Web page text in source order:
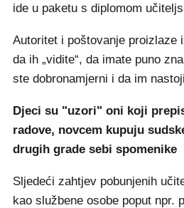
ide u paketu s diplomom
Autoritet i poštovanje proizlaze
da ih „vidite“, da imate puno
ste dobronamjerni i da im
Djeci su "uzori" oni koji
radove, novcem kupuju
drugih grade sebi spomenike
Sljedeći zahtjev pobunjenih
kao službene osobe poput npr.